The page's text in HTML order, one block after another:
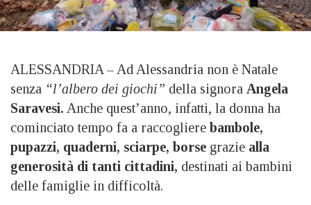
ALESSANDRIA – Ad Alessandria non è Natale
senza “l’albero dei giochi” della signora Angela
Saravesi. Anche quest’anno, infatti, la donna ha
cominciato tempo fa a raccogliere bambole,
pupazzi, quaderni, sciarpe, borse grazie alla
generosità di tanti cittadini, destinati ai bambini
delle famiglie in difficoltà.